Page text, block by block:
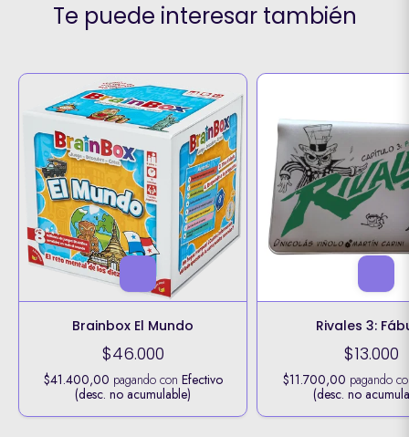
Te puede interesar también
Brainbox El Mundo
$46.000
$41.400,00 pagando con Efectivo
(desc. no acumulable)
Rivales 3:
$13.000
$11.700,00 pagando
(desc. no